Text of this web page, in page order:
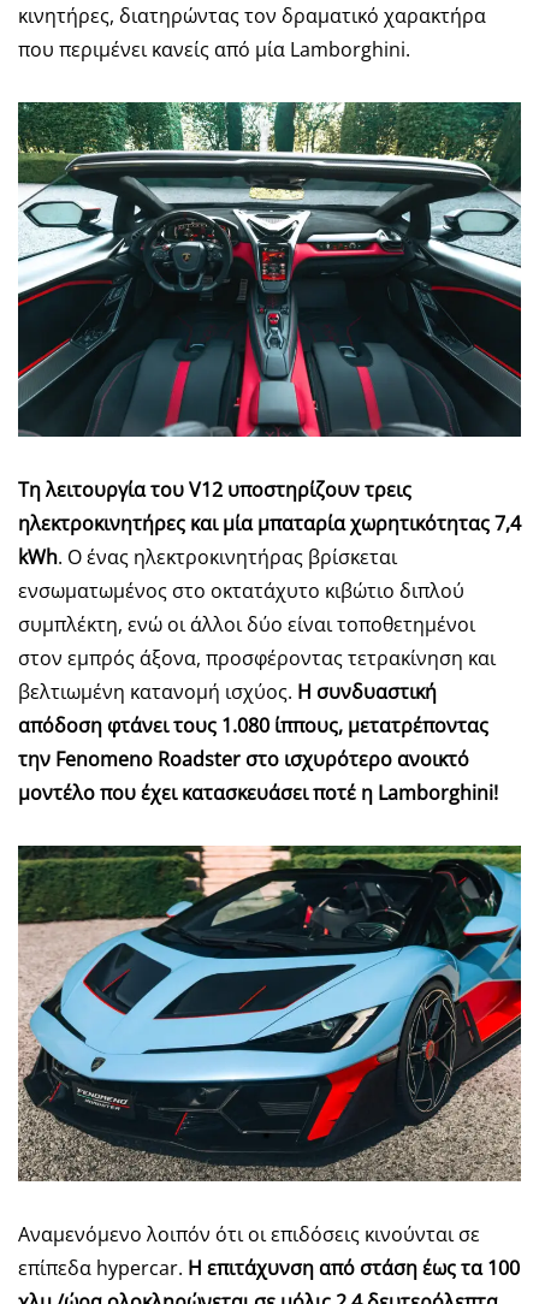
κινητήρες, διατηρώντας τον δραματικό χαρακτήρα
που περιμένει κανείς από μία Lamborghini.
Τη λειτουργία του V12 υποστηρίζουν τρεις
ηλεκτροκινητήρες και μία μπαταρία χωρητικότητας 7,4
kWh. Ο ένας ηλεκτροκινητήρας βρίσκεται
ενσωματωμένος στο οκτατάχυτο κιβώτιο διπλού
συμπλέκτη, ενώ οι άλλοι δύο είναι τοποθετημένοι
στον εμπρός άξονα, προσφέροντας τετρακίνηση και
βελτιωμένη κατανομή ισχύος. Η συνδυαστική
απόδοση φτάνει τους 1.080 ίππους, μετατρέποντας
την Fenomeno Roadster στο ισχυρότερο ανοικτό
μοντέλο που έχει κατασκευάσει ποτέ η Lamborghini!
Αναμενόμενο λοιπόν ότι οι επιδόσεις κινούνται σε
επίπεδα hypercar. Η επιτάχυνση από στάση έως τα 100